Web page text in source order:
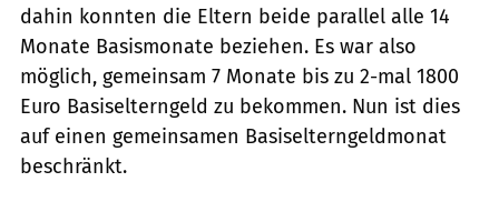
dahin konnten die Eltern beide parallel alle 14
Monate Basismonate beziehen. Es war also
möglich, gemeinsam 7 Monate bis zu 2-mal 1800
Euro Basiselterngeld zu bekommen. Nun ist dies
auf einen gemeinsamen Basiselterngeldmonat
beschränkt.